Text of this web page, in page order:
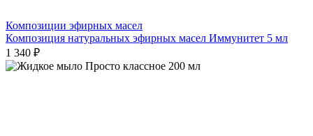
Композиции эфирных масел
Композиция натуральных эфирных масел Иммунитет 5 мл
1 340 ₽